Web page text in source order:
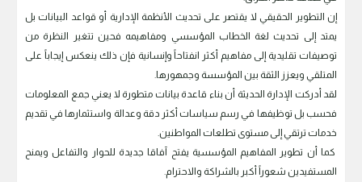
إن التطوير الحقيقي لا يقتصر على تحديث الأنظمة الإدارية أو قواعد البيانات بل
يمتد إلى تحديث لغة الخطاب المؤسسي ومفاهيمه فحين تتغير النظرة من
توصيفات تقليدية إلى مفاهيم أكثر انفتاحاً وإنسانية فإن ذلك ينعكس إيجاباً على
المتلقي ويعزز الثقة بين المؤسسة وجمهورها.
لقد أدركت الإدارة الحديثة أن بناء قاعدة بيانات متطورة لا يعني جمع المعلومات
فحسب بل توظيفها في رسم سياسات أكثر دقة وعدالة واستثمارها في تقديم
خدمات ترتقي إلى مستوى تطلعات المواطنين.
كما أن تطوير المفاهيم المؤسسية يفتح آفاقا جديدة للحوار والتفاعل ويمنح
المستفيدين شعوراً أكبر بالشراكة والاحترام.